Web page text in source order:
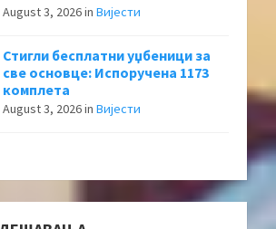
August 3, 2026in Вијести
Стигли бесплатни уџбеници за
све основце: Испоручена 1173
комплета
August 3, 2026in Вијести